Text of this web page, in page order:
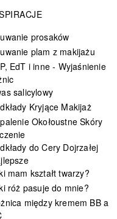
prosaków
plam z makijażu
EdT i inne - Wyjaśnienie
salicylowy
Kryjące Makijaż
Okołoustne Skóry
do Cery Dojrzałej
mam kształt twarzy?
róż pasuje do mnie?
między kremem BB a